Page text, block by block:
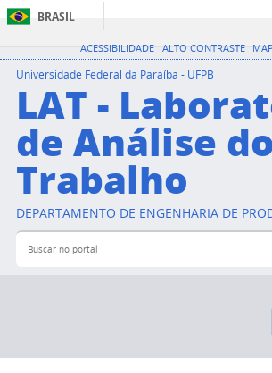
ACESSIBILIDADE ALTO CONTRASTE
BRASIL
Acesso
Universidade Federal da Paraíba - UFPB
LAT -
de Análise do
Trabalho
DEPARTAMENTO DE ENGENHARIA DE
Buscar no portal